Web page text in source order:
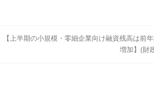
【上半期の小規模・零細企業向け融資残高は前
増加】(財